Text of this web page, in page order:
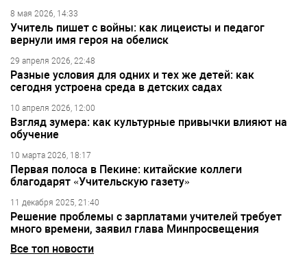
8 мая 2026, 14:33
Учитель пишет с войны: как лицеисты и педагог
вернули имя героя на обелиск
29 апреля 2026, 22:48
Разные условия для одних и тех же детей: как
сегодня устроена среда в детских садах
10 апреля 2026, 12:00
Взгляд зумера: как культурные привычки влияют на
обучение
10 марта 2026, 18:17
Первая полоса в Пекине: китайские коллеги
благодарят «Учительскую газету»
11 декабря 2025, 21:40
Решение проблемы с зарплатами учителей требует
много времени, заявил глава Минпросвещения
Все топ новости